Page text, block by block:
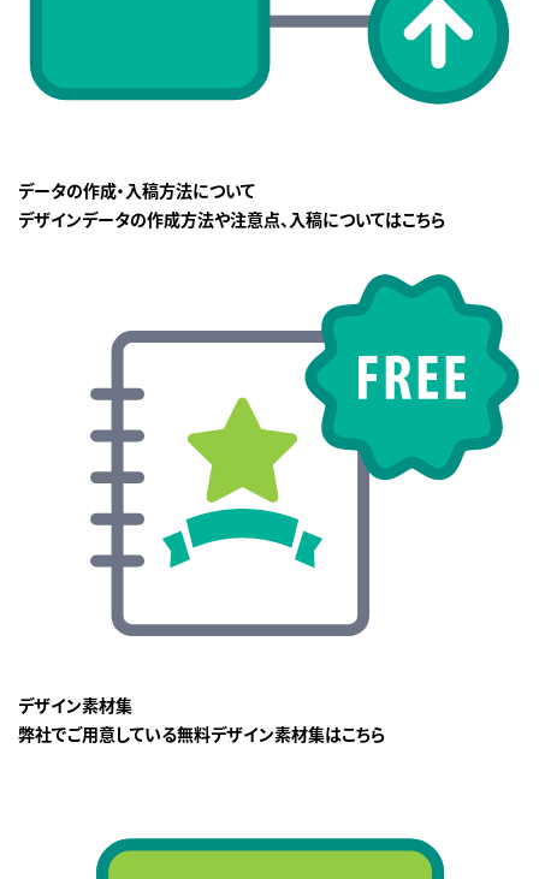
データの作成・入稿方法について
デザインデータの作成方法や注意点、入稿についてはこちら
デザイン素材集
弊社でご用意している無料デザイン素材集はこちら